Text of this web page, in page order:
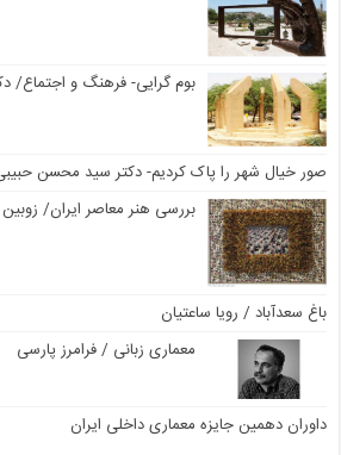
بوم گرایی- فرهنگ و اجتماع/
صور خیال شهر را پاک کردیم- دکتر سید محسن
بررسی هنر معاصر ایران/
باغ سعدآباد / رویا ساعتیان
معماری زبانی / فرامرز پارسی
داوران دهمین جایزه معماری داخلی ایران